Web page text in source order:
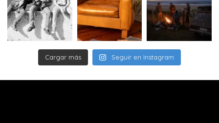
Cargar más Seguir en Instagram